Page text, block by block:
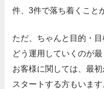
件、3件で落ち着くこと
ただ、ちゃんと目的・
どう運用していくのが
お客様に関しては、最
スタートする方もいます